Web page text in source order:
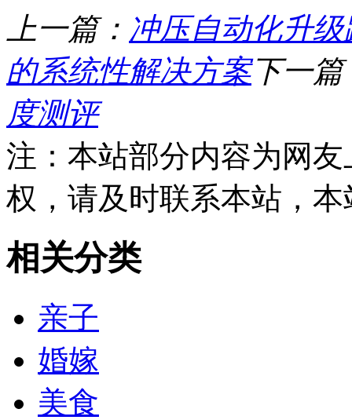
上一篇： 冲压自动化升
的系统性解决方案下一篇
度测评
注：本站部分内容为网
权，请及时联系本站，
相关分类
亲子
婚嫁
美食